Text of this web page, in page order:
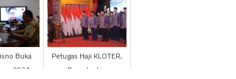
Buka
2021
Petugas Haji KLOTER,
Daerah, dan